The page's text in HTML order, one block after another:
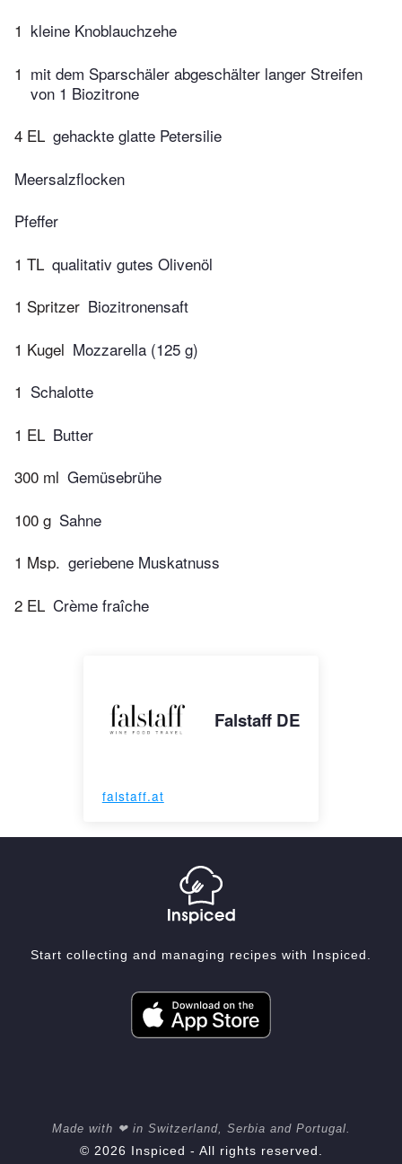
1 kleine Knoblauchzehe
1 mit dem Sparschäler abgeschälter langer Streifen
von 1 Biozitrone
4 EL gehackte glatte Petersilie
Meersalzflocken
Pfeffer
1 TL qualitativ gutes Olivenöl
1 Spritzer Biozitronensaft
1 Kugel Mozzarella (125 g)
1 Schalotte
1 EL Butter
300 ml Gemüsebrühe
100 g Sahne
1 Msp. geriebene Muskatnuss
2 EL Crème fraîche
Falstaff DE
falstaff.at
Start collecting and managing recipes with Inspiced.
Made with ❤ in Switzerland, Serbia and Portugal.
© 2026 Inspiced - All rights reserved.